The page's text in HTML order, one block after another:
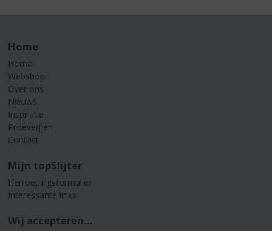
Home
Home
Webshop
Over ons
Nieuws
Inspiratie
Proeverijen
Contact
Mijn topSlijter
Herroepingsformulier
Interessante links
Wij accepteren...